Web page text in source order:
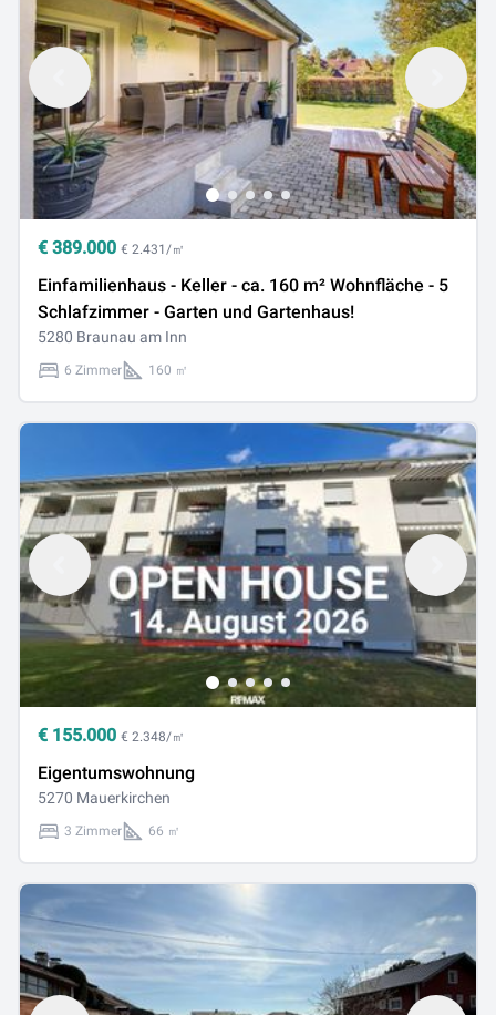
€ 389.000 € 2.431/㎡
Einfamilienhaus - Keller - ca. 160 m² Wohnfläche - 5
Schlafzimmer - Garten und Gartenhaus!
5280 Braunau am Inn
6 Zimmer 160 ㎡
€ 155.000 € 2.348/㎡
Eigentumswohnung
5270 Mauerkirchen
3 Zimmer 66 ㎡